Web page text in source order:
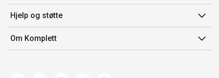
Ordreoversikt
Flex
Komplett Club
Salgsbetingelser
Medlemsvilkår for Komplett Club
Merker/produsent
Hjelp og støtte
Kontakt oss
Kundeservice
Om Komplett